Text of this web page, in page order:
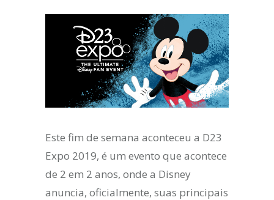
Este fim de semana aconteceu a D23
Expo 2019, é um evento que acontece
de 2 em 2 anos, onde a Disney
anuncia, oficialmente, suas principais